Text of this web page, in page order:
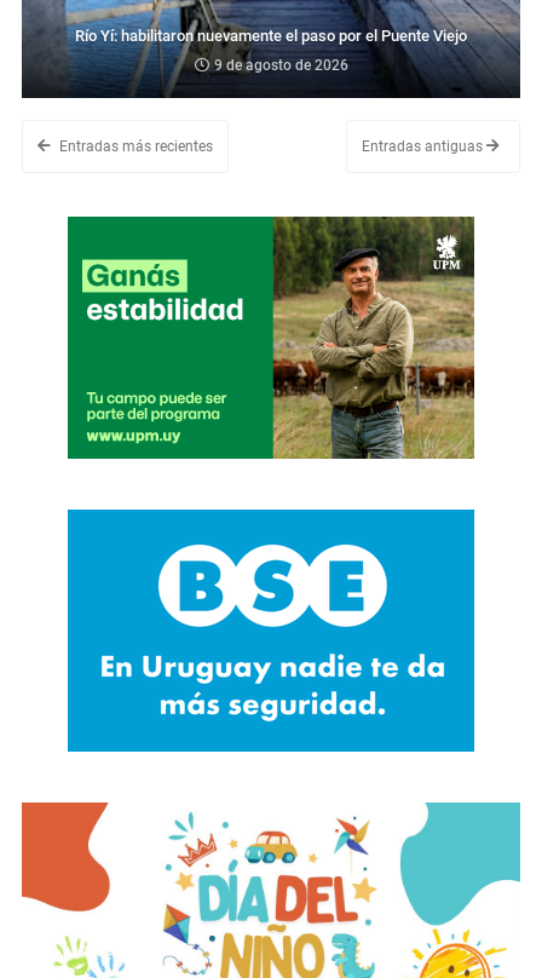
Río Yí: habilitaron nuevamente el paso por el Puente Viejo
9 de agosto de 2026
Entradas más recientes Entradas antiguas